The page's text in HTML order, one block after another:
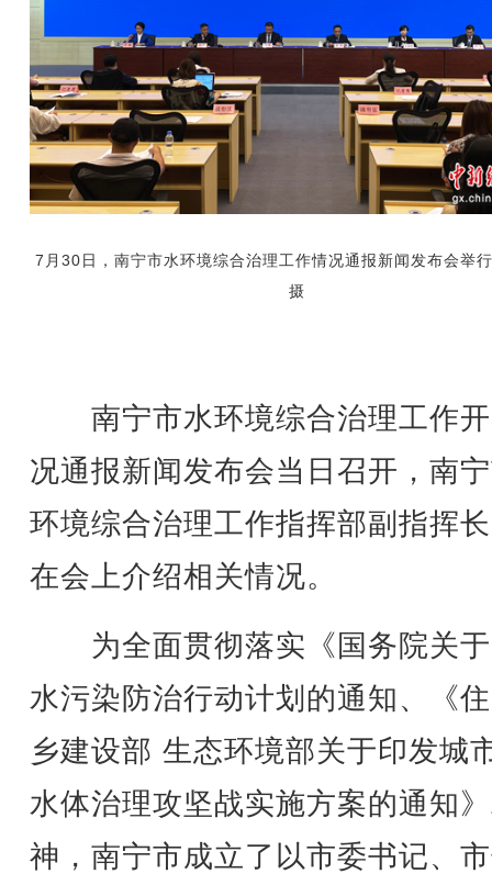
7月30日，南宁市水环境综合治理工作情况通报新闻发布会举
摄
南宁市水环境综合治理工作
况通报新闻发布会当日召开，南
环境综合治理工作指挥部副指挥
在会上介绍相关情况。
为全面贯彻落实《国务院关
水污染防治行动计划的通知、《
乡建设部 生态环境部关于印发城
水体治理攻坚战实施方案的通知
神，南宁市成立了以市委书记、